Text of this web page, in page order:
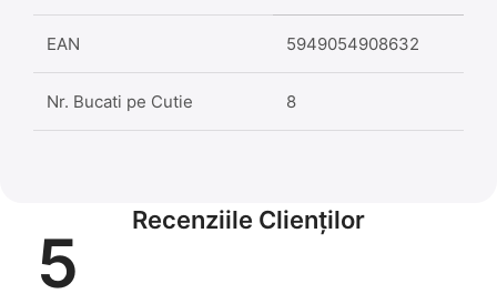
EAN 5949054908632
Nr. Bucati pe Cutie 8
Recenziile Clienților
5